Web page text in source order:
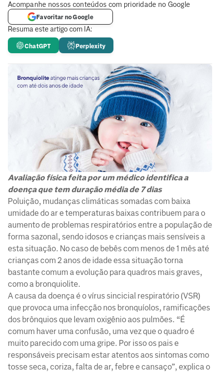
Resuma este artigo com IA:
ChatGPT Perplexity
Acompanhe nossos conteúdos com prioridade no Google
Favoritar no Google
Avaliação física feita por um médico identifica a
doença que tem duração média de 7 dias
Poluição, mudanças climáticas somadas com baixa
umidade do ar e temperaturas baixas contribuem para o
aumento de problemas respiratórios entre a população de
forma sazonal, sendo idosos e crianças mais sensíveis a
esta situação. No caso de bebês com menos de 1 mês até
crianças com 2 anos de idade essa situação torna
bastante comum a evolução para quadros mais graves,
como a bronquiolite.
A causa da doença é o vírus sincicial respiratório (VSR)
que provoca uma infecção nos bronquíolos, ramificações
dos brônquios que levam oxigênio aos pulmões. “É
comum haver uma confusão, uma vez que o quadro é
muito parecido com uma gripe. Por isso os pais e
responsáveis precisam estar atentos aos sintomas como
tosse seca, coriza, falta de ar, febre e cansaço”, explica o